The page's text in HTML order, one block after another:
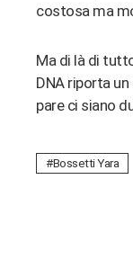
costosa ma
Ma di là di
DNA riporta
pare ci siano
Bossetti Yara